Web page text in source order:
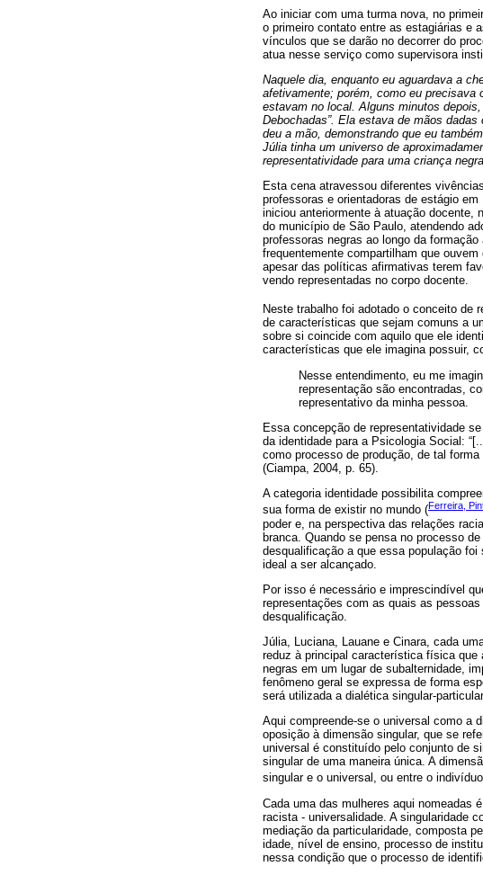
Ao iniciar com uma turma nova, no
o primeiro contato entre as estagiárias e
vínculos que se darão no decorrer do
atua nesse serviço como supervisora
Naquele dia, enquanto eu aguardava a
afetivamente; porém, como eu precisava
estavam no local. Alguns minutos
Debochadas”. Ela estava de mãos
deu a mão, demonstrando que eu
Júlia tinha um universo de
representatividade para uma criança
Esta cena atravessou diferentes
professoras e orientadoras de estágio
iniciou anteriormente à atuação docente,
do município de São Paulo, atendendo
professoras negras ao longo da
frequentemente compartilham que
apesar das políticas afirmativas terem
vendo representadas no corpo docente.
Neste trabalho foi adotado o conceito de
de características que sejam comuns a
sobre si coincide com aquilo que ele
características que ele imagina possuir,
Nesse entendimento, eu me
representação são encontradas,
representativo da minha pessoa.
Essa concepção de representatividade
da identidade para a Psicologia Social:
como processo de produção, de tal
(Ciampa, 2004, p. 65).
A categoria identidade possibilita
sua forma de existir no mundo (Ferreira,
poder e, na perspectiva das relações
branca. Quando se pensa no processo
desqualificação a que essa população
ideal a ser alcançado.
Por isso é necessário e imprescindível
representações com as quais as
desqualificação.
Júlia, Luciana, Lauane e Cinara, cada
reduz à principal característica física que
negras em um lugar de subalternidade,
fenômeno geral se expressa de forma
será utilizada a dialética singular-
Aqui compreende-se o universal como a
oposição à dimensão singular, que se
universal é constituído pelo conjunto de
singular de uma maneira única. A
singular e o universal, ou entre o
Cada uma das mulheres aqui nomeadas
racista - universalidade. A singularidade
mediação da particularidade, composta
idade, nível de ensino, processo de
nessa condição que o processo de